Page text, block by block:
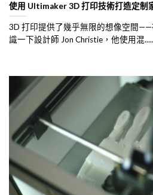
使用 Ultimaker 3D 打印技術打造定制
3D 打印提供了幾乎無限的想像空間
識一下設計師 Jon Christie，他使用混